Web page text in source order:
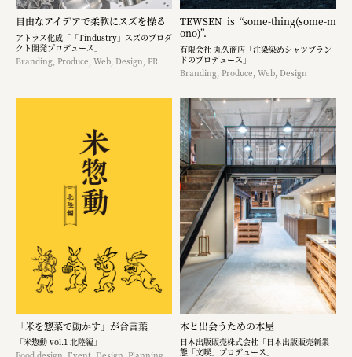
自由なアイデアで柔軟にスズを操る
アトラス化成「「Tindustry」スズのプロダ
クト開発プロデュース」
Branding, Produce, Web, Design, PR
TEWSEN is “some-thing(some-m
ono)”.
有限会社 丸久商店「注染染めシャツブラン
ドのプロデュース」
Branding, Produce, Web, Design
「米を惣菜で動かす」が合言葉
「米惣動 vol.1 北陸編」
本と出会うための本屋
日本出版販売株式会社「日本出版販売新業
態「文喫」プロデュース」